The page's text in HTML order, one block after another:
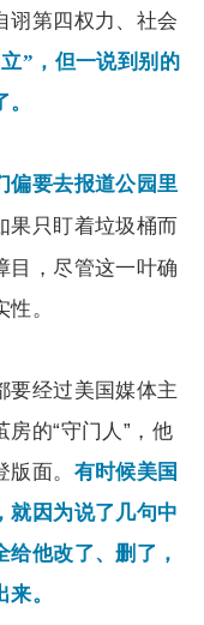
诩第四权力、社会
”，但一说到别的
偏要去报道公园里
果只盯着垃圾桶而
目，尽管这一叶确
。
要经过美国媒体主
的“守门人”，他
面。 有时候美国
就因为说了几句中
他改了、删了，
。